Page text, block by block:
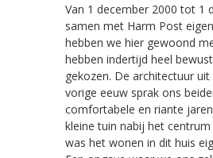
Van 1 december 2000 tot 1
samen met Harm Post
hebben we hier gewoond
hebben indertijd heel
gekozen. De architectuur
vorige eeuw sprak ons
comfortabele en riante
kleine tuin nabij het centrum
was het wonen in dit huis